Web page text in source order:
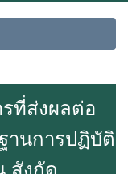
ที่ส่งผลต่อ
านการปฏิบัติ
สังกัด